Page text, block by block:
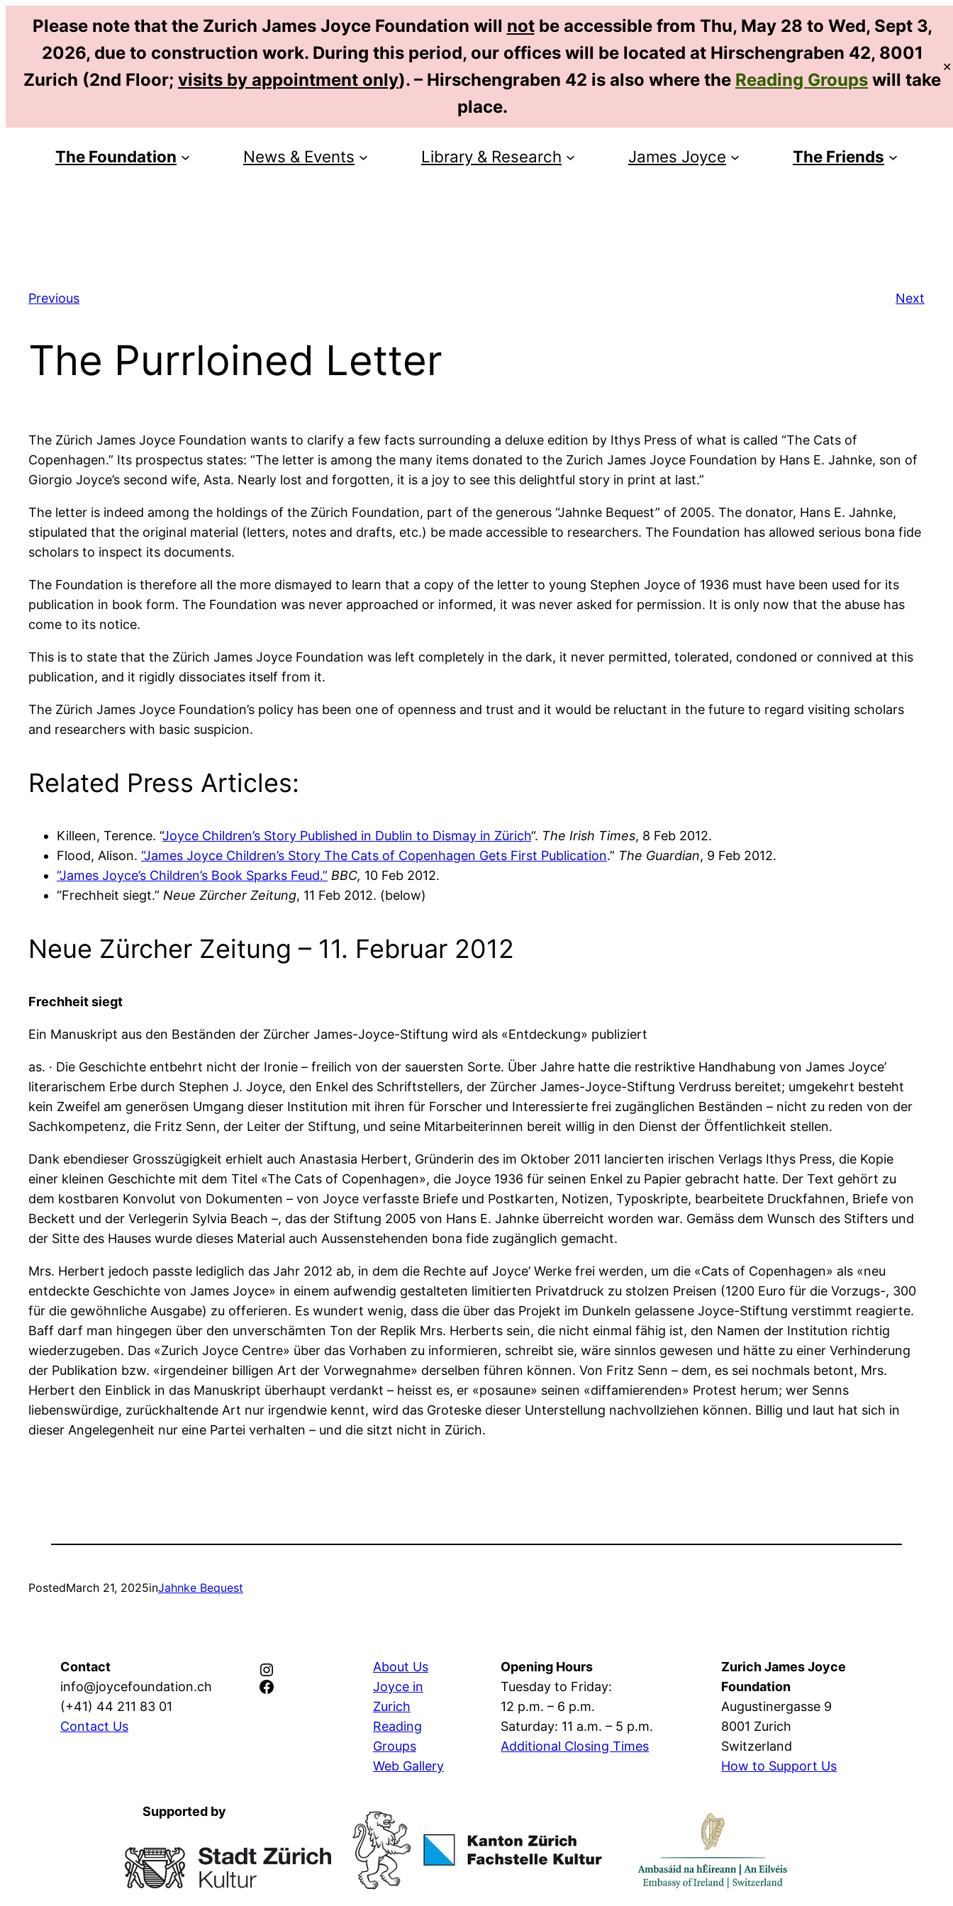
Please note that the Zurich James Joyce Foundation will notbe accessible from Thu, May 28 to Wed, Sept 3,
2026, due to construction work. During this period, our offices will be located at Hirschengraben 42, 8001
Zurich (2nd Floor; visits by appointment only). – Hirschengraben 42 is also where the Reading Groups will take
place.
✕
EN
The Foundation News & Events Library & Research James Joyce The Friends
Previous Next
The Purrloined Letter
The Zürich James Joyce Foundation wants to clarify a few facts surrounding a deluxe edition by Ithys Press of what is called “The Cats of
Copenhagen.” Its prospectus states: “The letter is among the many items donated to the Zurich James Joyce Foundation by Hans E. Jahnke, son of
Giorgio Joyce’s second wife, Asta. Nearly lost and forgotten, it is a joy to see this delightful story in print at last.”
The letter is indeed among the holdings of the Zürich Foundation, part of the generous “Jahnke Bequest” of 2005. The donator, Hans E. Jahnke,
stipulated that the original material (letters, notes and drafts, etc.) be made accessible to researchers. The Foundation has allowed serious bona fide
scholars to inspect its documents.
The Foundation is therefore all the more dismayed to learn that a copy of the letter to young Stephen Joyce of 1936 must have been used for its
publication in book form. The Foundation was never approached or informed, it was never asked for permission. It is only now that the abuse has
come to its notice.
This is to state that the Zürich James Joyce Foundation was left completely in the dark, it never permitted, tolerated, condoned or connived at this
publication, and it rigidly dissociates itself from it.
The Zürich James Joyce Foundation’s policy has been one of openness and trust and it would be reluctant in the future to regard visiting scholars
and researchers with basic suspicion.
Related Press Articles:
Killeen, Terence. “Joyce Children’s Story Published in Dublin to Dismay in Zürich“. The Irish Times, 8 Feb 2012.
Flood, Alison. “James Joyce Children’s Story The Cats of Copenhagen Gets First Publication.” The Guardian, 9 Feb 2012.
“James Joyce’s Children’s Book Sparks Feud.” BBC, 10 Feb 2012.
“Frechheit siegt.” Neue Zürcher Zeitung, 11 Feb 2012. (below)
Neue Zürcher Zeitung – 11. Februar 2012
Frechheit siegt
Ein Manuskript aus den Beständen der Zürcher James-Joyce-Stiftung wird als «Entdeckung» publiziert
as. · Die Geschichte entbehrt nicht der Ironie – freilich von der sauersten Sorte. Über Jahre hatte die restriktive Handhabung von James Joyce’
literarischem Erbe durch Stephen J. Joyce, den Enkel des Schriftstellers, der Zürcher James-Joyce-Stiftung Verdruss bereitet; umgekehrt besteht
kein Zweifel am generösen Umgang dieser Institution mit ihren für Forscher und Interessierte frei zugänglichen Beständen – nicht zu reden von der
Sachkompetenz, die Fritz Senn, der Leiter der Stiftung, und seine Mitarbeiterinnen bereit willig in den Dienst der Öffentlichkeit stellen.
Dank ebendieser Grosszügigkeit erhielt auch Anastasia Herbert, Gründerin des im Oktober 2011 lancierten irischen Verlags Ithys Press, die Kopie
einer kleinen Geschichte mit dem Titel «The Cats of Copenhagen», die Joyce 1936 für seinen Enkel zu Papier gebracht hatte. Der Text gehört zu
dem kostbaren Konvolut von Dokumenten – von Joyce verfasste Briefe und Postkarten, Notizen, Typoskripte, bearbeitete Druckfahnen, Briefe von
Beckett und der Verlegerin Sylvia Beach –, das der Stiftung 2005 von Hans E. Jahnke überreicht worden war. Gemäss dem Wunsch des Stifters und
der Sitte des Hauses wurde dieses Material auch Aussenstehenden bona fide zugänglich gemacht.
Mrs. Herbert jedoch passte lediglich das Jahr 2012 ab, in dem die Rechte auf Joyce’ Werke frei werden, um die «Cats of Copenhagen» als «neu
entdeckte Geschichte von James Joyce» in einem aufwendig gestalteten limitierten Privatdruck zu stolzen Preisen (1200 Euro für die Vorzugs-, 300
für die gewöhnliche Ausgabe) zu offerieren. Es wundert wenig, dass die über das Projekt im Dunkeln gelassene Joyce-Stiftung verstimmt reagierte.
Baff darf man hingegen über den unverschämten Ton der Replik Mrs. Herberts sein, die nicht einmal fähig ist, den Namen der Institution richtig
wiederzugeben. Das «Zurich Joyce Centre» über das Vorhaben zu informieren, schreibt sie, wäre sinnlos gewesen und hätte zu einer Verhinderung
der Publikation bzw. «irgendeiner billigen Art der Vorwegnahme» derselben führen können. Von Fritz Senn – dem, es sei nochmals betont, Mrs.
Herbert den Einblick in das Manuskript überhaupt verdankt – heisst es, er «posaune» seinen «diffamierenden» Protest herum; wer Senns
liebenswürdige, zurückhaltende Art nur irgendwie kennt, wird das Groteske dieser Unterstellung nachvollziehen können. Billig und laut hat sich in
dieser Angelegenheit nur eine Partei verhalten – und die sitzt nicht in Zürich.
PostedMarch 21, 2025inJahnke Bequest
Contact
info@joycefoundation.ch
(+41) 44 211 83 01
Contact Us
Instagram
Facebook
About Us
Joyce in
Zurich
Reading
Groups
Web Gallery
Opening Hours
Tuesday to Friday:
12 p.m. – 6 p.m.
Saturday: 11 a.m. – 5 p.m.
Additional Closing Times
Zurich James Joyce
Foundation
Augustinergasse 9
8001 Zurich
Switzerland
How to Support Us
Supported by